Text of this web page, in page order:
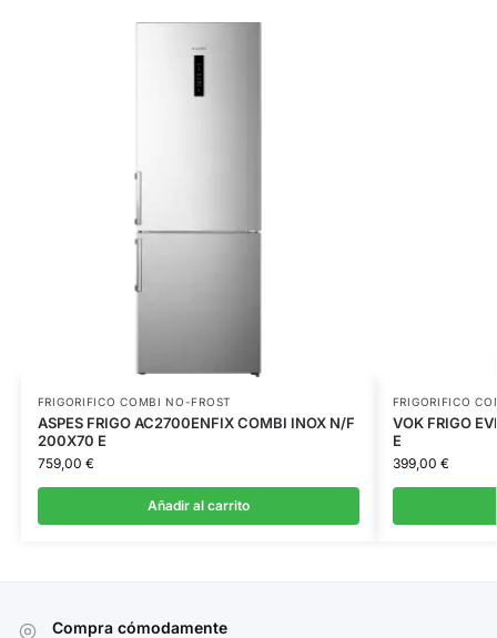
FRIGORIFICO COMBI NO-FROST
ASPES FRIGO AC2700ENFIX COMBI INOX N/F
200X70 E
759,00 €
Añadir al carrito
FRIGORIFICO
VOK FRIGO
E
399,00 €
Compra cómodamente